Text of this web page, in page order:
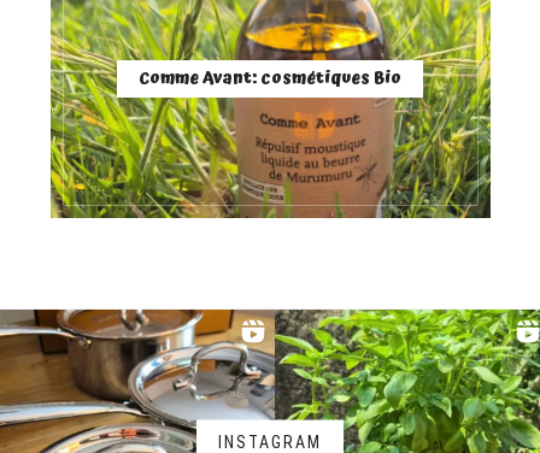
Comme Avant: cosmétiques Bio
INSTAGRAM